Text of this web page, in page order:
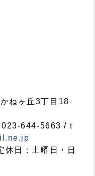
ねヶ丘3丁目18-
644-5663 / t
日：土曜日・日